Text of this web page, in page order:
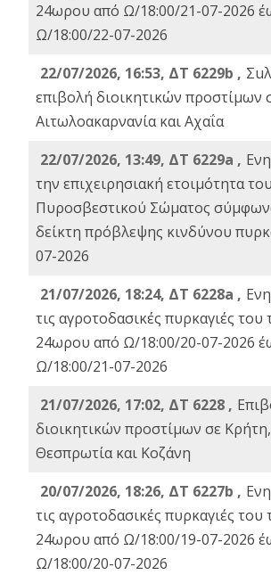
24ωρου από Ω/18:00/21-07-2026
Ω/18:00/22-07-2026
22/07/2026, 16:53, ΔΤ 6229b ,
επιβολή διοικητικών προστίμων
Αιτωλοακαρνανία και Αχαΐα
22/07/2026, 13:49, ΔΤ 6229a ,
την επιχειρησιακή ετοιμότητα του
Πυροσβεστικού Σώματος
δείκτη πρόβλεψης κινδύνου
07-2026
21/07/2026, 18:24, ΔΤ 6228a ,
τις αγροτοδασικές πυρκαγιές του
24ωρου από Ω/18:00/20-07-2026
Ω/18:00/21-07-2026
21/07/2026, 17:02, ΔΤ 6228 ,
διοικητικών προστίμων σε
Θεσπρωτία και Κοζάνη
20/07/2026, 18:26, ΔΤ 6227b ,
τις αγροτοδασικές πυρκαγιές του
24ωρου από Ω/18:00/19-07-2026
Ω/18:00/20-07-2026